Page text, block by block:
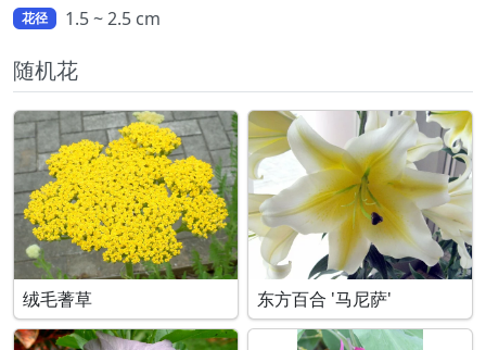
花径 1.5 ~ 2.5 cm
随机花
绒毛蓍草 东方百合 '马尼萨'